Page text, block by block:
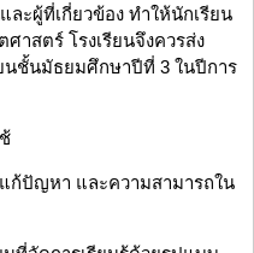
ละผู้ที่เกี่ยวข้อง ทำให้นักเรียน
าสตร์ โรงเรียนจึงควรส่ง
นชั้นมัธยมศึกษาปีที่ 3 ในปีการ
ก้ปัญหา และความสามารถใน